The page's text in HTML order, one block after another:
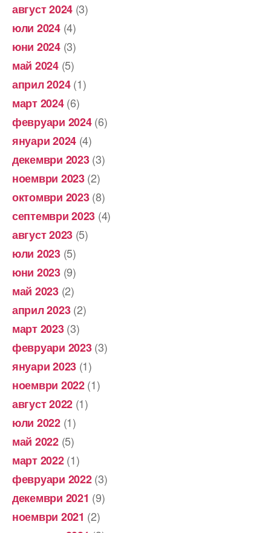
август 2024 (3)
юли 2024(4)
юни 2024(3)
май 2024(5)
април 2024(1)
март 2024(6)
февруари 2024(6)
януари 2024 (4)
декември 2023(3)
ноември 2023(2)
октомври 2023(8)
септември 2023 (4)
август 2023 (5)
юли 2023(5)
юни 2023(9)
май 2023(2)
април 2023(2)
март 2023(3)
февруари 2023(3)
януари 2023 (1)
ноември 2022(1)
август 2022 (1)
юли 2022(1)
май 2022(5)
март 2022(1)
февруари 2022(3)
декември 2021 (9)
ноември 2021 (2)